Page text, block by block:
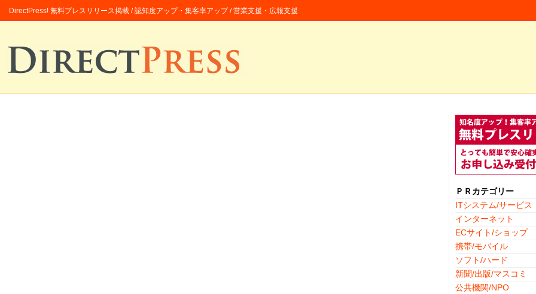
DirectPress! 無料プレスリリース掲載 / 認知度アップ・集客率アップ / 営業支援・広報支援
ＰＲカテゴリー
ITシステム/サービス
インターネット
ECサイト/ショップ
携帯/モバイル
ソフト/ハード
新聞/出版/マスコミ
公共機関/NPO